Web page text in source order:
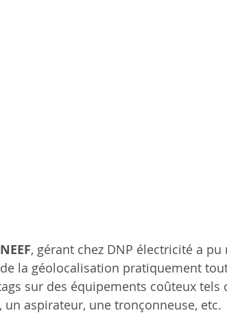
, gérant chez DNP électricité a
la géolocalisation pratiquement
sur des équipements coûteux tels
un aspirateur, une tronçonneuse, etc.